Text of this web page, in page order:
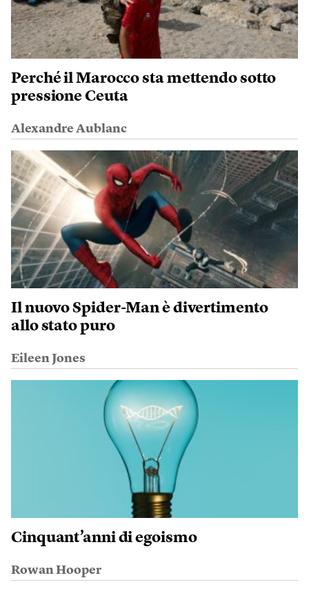
Perché il Marocco sta mettendo sotto
pressione Ceuta
Alexandre Aublanc
Il nuovo Spider-Man è divertimento
allo stato puro
Eileen Jones
Cinquant’anni di egoismo
Rowan Hooper